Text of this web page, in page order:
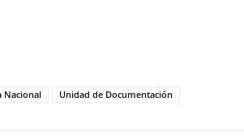
Nacional Unidad de Documentación